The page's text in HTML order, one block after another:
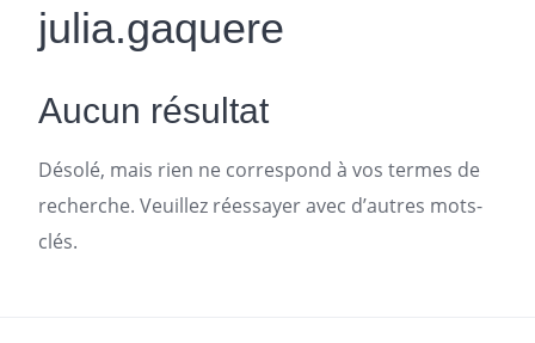
julia.gaquere
Aucun résultat
Désolé, mais rien ne correspond à vos termes de
recherche. Veuillez réessayer avec d’autres mots-
clés.